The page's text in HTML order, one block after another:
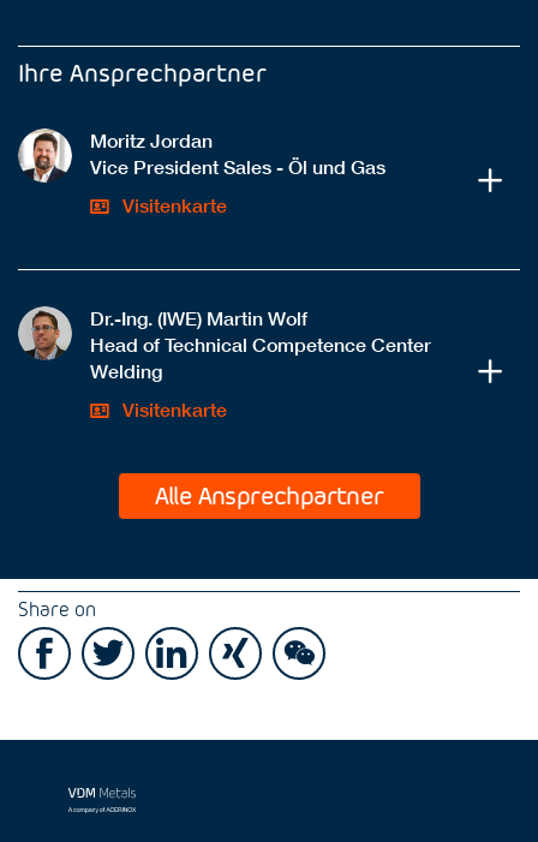
Ihre Ansprechpartner
Moritz Jordan
Vice President Sales - Öl und Gas
Visitenkarte
Dr.-Ing. (IWE) Martin Wolf
Head of Technical Competence Center
Welding
Visitenkarte
Alle Ansprechpartner
Share on